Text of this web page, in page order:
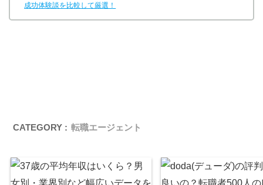
成功体験談を比較して厳選！
CATEGORY : 転職エージェント